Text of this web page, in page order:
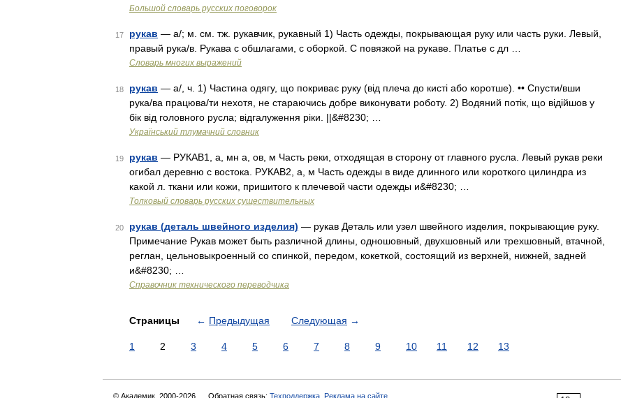
Большой словарь русских поговорок
17 рукав — а/; м. см. тж. рукавчик, рукавный 1) Часть одежды, покрывающая руку или часть руки. Левый,
правый рука/в. Рукава с обшлагами, с оборкой. С повязкой на рукаве. Платье с дл …
Словарь многих выражений
18 рукав — а/, ч. 1) Частина одягу, що покриває руку (від плеча до кисті або коротше). •• Спусти/вши
рука/ва працюва/ти нехотя, не стараючись добре виконувати роботу. 2) Водяний потік, що відійшов у
бік від головного русла; відгалуження ріки. ||&#8230; …
Український тлумачний словник
19 рукав — РУКАВ1, а, мн а, ов, м Часть реки, отходящая в сторону от главного русла. Левый рукав реки
огибал деревню с востока. РУКАВ2, а, м Часть одежды в виде длинного или короткого цилиндра из
какой л. ткани или кожи, пришитого к плечевой части одежды и&#8230; …
Толковый словарь русских существительных
20 рукав (деталь швейного изделия) — рукав Деталь или узел швейного изделия, покрывающие руку.
Примечание Рукав может быть различной длины, одношовный, двухшовный или трехшовный, втачной,
реглан, цельновыкроенный со спинкой, передом, кокеткой, состоящий из верхней, нижней, задней
и&#8230; …
Справочник технического переводчика
Страницы ← Предыдущая Следующая →
1 2 3 4 5 6 7 8 9 10 11 12 13
© Академик, 2000-2026 Обратная связь: Техподдержка Реклама на сайте